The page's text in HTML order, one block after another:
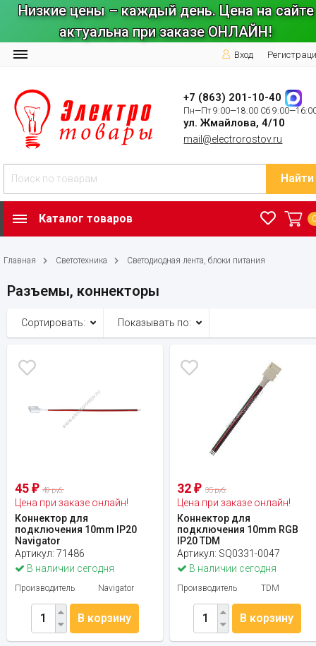
Низкие цены – каждый день. Цена на сайте
актуальна при заказе ОНЛАЙН!
Вход
+7 (863) 201-10-40
Пн—Пт 9:00—18:00 Сб
ул. Жмайлова, 4/10
mail@electrorostov.ru
Найти
Каталог товаров
Главная Светотехника Светодиодная лента, блоки питания
Разъемы, коннекторы
Сортировать: Показывать по:
45 ₽ 49 руб.
Цена при заказе онлайн!
Коннектор для
подключения 10mm IP20
Navigator
Артикул: 71486
В наличии сегодня
Производитель Navigator
В корзину
32₽ 35 руб.
Цена при заказе онлайн!
Коннектор для
подключения 10mm RGB
IP20 TDM
Артикул: SQ0331-0047
В наличии сегодня
Производитель TDM
В корзину